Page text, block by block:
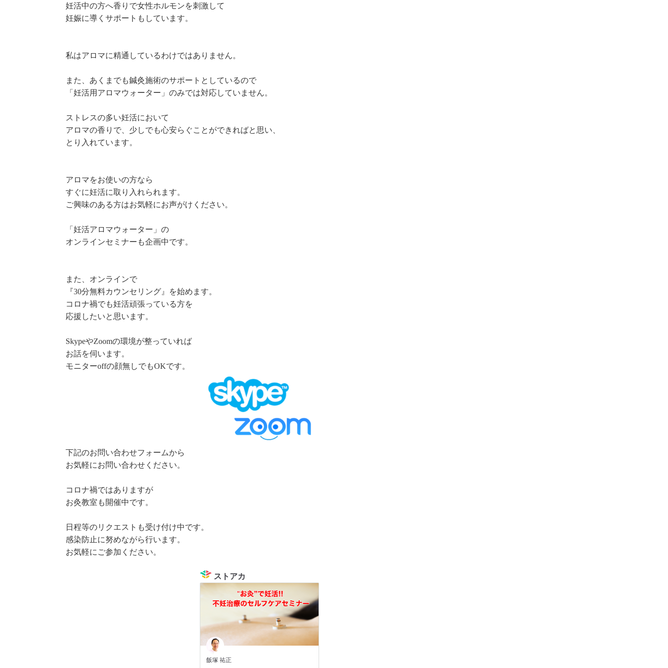
妊活中の方へ香りで女性ホルモンを刺激して
妊娠に導くサポートもしています。
私はアロマに精通しているわけではありません。
また、あくまでも鍼灸施術のサポートとしているので
「妊活用アロマウォーター」のみでは対応していません。
ストレスの多い妊活において
アロマの香りで、少しでも心安らぐことができればと思い、
とり入れています。
アロマをお使いの方なら
すぐに妊活に取り入れられます。
ご興味のある方はお気軽にお声がけください。
「妊活アロマウォーター」の
オンラインセミナーも企画中です。
また、オンラインで
『30分無料カウンセリング』を始めます。
コロナ禍でも妊活頑張っている方を
応援したいと思います。
SkypeやZoomの環境が整っていれば
お話を伺います。
モニターoffの顔無しでもOKです。
下記のお問い合わせフォームから
お気軽にお問い合わせください。
コロナ禍ではありますが
お灸教室も開催中です。
日程等のリクエストも受け付け中です。
感染防止に努めながら行います。
お気軽にご参加ください。
ストアカ
飯塚 祐正